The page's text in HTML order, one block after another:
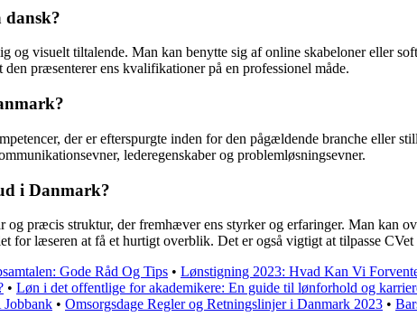
dansk?
visuelt tiltalende. Man kan benytte sig af online skabeloner eller
præsenterer ens kvalifikationer på en professionel måde.
der er efterspurgte inden for den pågældende branche eller
lederegenskaber og problemløsningsevner.
i Danmark?
præcis struktur, der fremhæver ens styrker og erfaringer. Man kan
for læseren at få et hurtigt overblik. Det er også vigtigt at tilpasse
Gode Råd Og Tips • Lønstigning 2023: Hvad Kan Vi
• Løn i det offentlige for akademikere: En guide til lønforhold og
• Omsorgsdage Regler og Retningslinjer i Danmark 2023 •